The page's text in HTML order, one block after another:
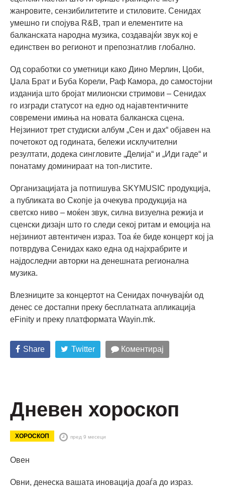
жанровите, сензибилитетите и стиловите. Сенидах
умешно ги спојува R&B, трап и елементите на
балканската народна музика, создавајќи звук кој е
единствен во регионот и препознатлив глобално.
Од соработки со уметници како Дино Мерлин, Цоби,
Џала Брат и Буба Корели, Раф Камора, до самостојни
изданија што бројат милионски стримови – Сенидах
го изгради статусот на едно од најавтентичните
современи имиња на новата балканска сцена.
Нејзиниот трет студиски албум „Сен и дах“ објавен на
почетокот од годината, бележи исклучителни
резултати, додека сингловите „Делија“ и „Иди гаде“ и
понатаму доминираат на топ-листите.
Организацијата ја потпишува SKYMUSIC продукција,
а публиката во Скопје ја очекува продукција на
светско ниво – моќен звук, силна визуелна режија и
сценски дизајн што го следи секој ритам и емоција на
нејзиниот автентичен израз. Тоа ќе биде концерт кој ја
потврдува Сенидах како една од најхрабрите и
најдоследни авторки на денешната регионална
музика.
Влезниците за концертот на Сенидах почнувајќи од
денес се достапни преку бесплатната апликација
eFinity и преку платформата Wayin.mk.
Share Twitter Коментирај
Дневен хороскоп
ХОРОСКОП пред 9 месеци
Овен
Овни, денеска вашата иновација доаѓа до израз.